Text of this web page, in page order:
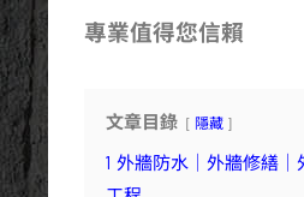
專業值得您信賴
文章目錄 隱藏
1 外牆防水｜外牆修繕｜